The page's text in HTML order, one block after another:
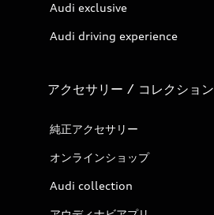
Audi exclusive
Audi driving experience
アクセサリー / コレクション
純正アクセサリー
オンラインショップ
Audi collection